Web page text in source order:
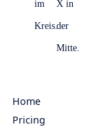
Home
Pricing